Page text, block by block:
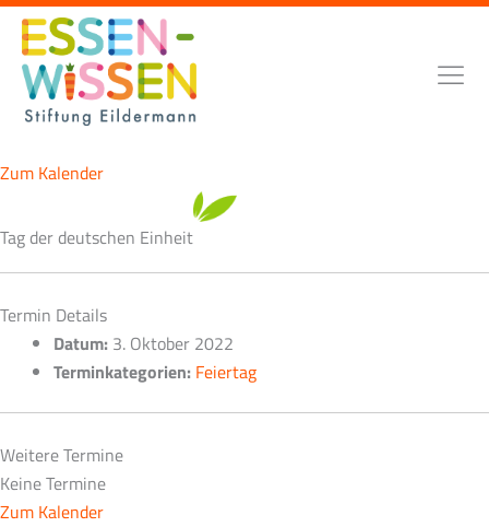
Zum
Inhalt
springen
Zum Kalender
Tag der deutschen Einheit
Termin Details
Datum: 3. Oktober 2022
Terminkategorien: Feiertag
Weitere Termine
Keine Termine
Zum Kalender